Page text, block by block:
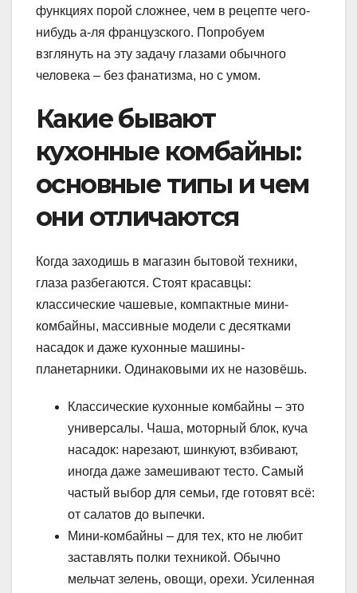
функциях порой сложнее, чем в рецепте чего-
нибудь а-ля французского. Попробуем
взглянуть на эту задачу глазами обычного
человека – без фанатизма, но с умом.
Какие бывают
кухонные комбайны:
основные типы и чем
они отличаются
Когда заходишь в магазин бытовой техники,
глаза разбегаются. Стоят красавцы:
классические чашевые, компактные мини-
комбайны, массивные модели с десятками
насадок и даже кухонные машины-
планетарники. Одинаковыми их не назовёшь.
Классические кухонные комбайны – это
универсалы. Чаша, моторный блок, куча
насадок: нарезают, шинкуют, взбивают,
иногда даже замешивают тесто. Самый
частый выбор для семьи, где готовят всё:
от салатов до выпечки.
Мини-комбайны – для тех, кто не любит
заставлять полки техникой. Обычно
мельчат зелень, овощи, орехи. Усиленная